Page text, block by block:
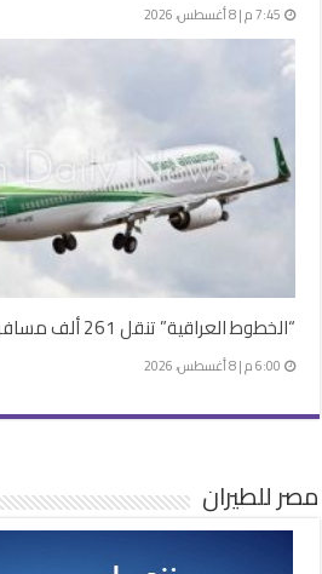
7:45 م | 8 أغسطس، 2026
“الخطوط العراقية” تنقل 261 ألف مسافر في يوليو الماضي
6:00 م | 8 أغسطس، 2026
مصر للطيران